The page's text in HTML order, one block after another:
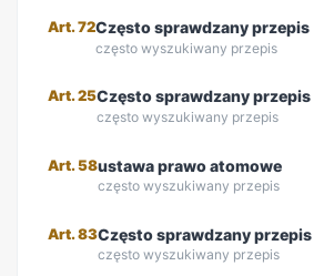
Art. 72Często sprawdzany przepis
często wyszukiwany przepis
Art. 25Często sprawdzany przepis
często wyszukiwany przepis
Art. 58ustawa prawo atomowe
często wyszukiwany przepis
Art. 83Często sprawdzany przepis
często wyszukiwany przepis